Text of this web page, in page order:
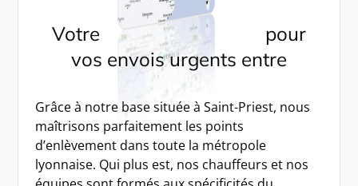
Votre transport express
pour
vos envois urgents entre
Lyon et Genève
Grâce à notre base située à Saint-Priest, nous
maîtrisons parfaitement les points
d’enlèvement dans toute la métropole
lyonnaise. Qui plus est, nos chauffeurs et nos